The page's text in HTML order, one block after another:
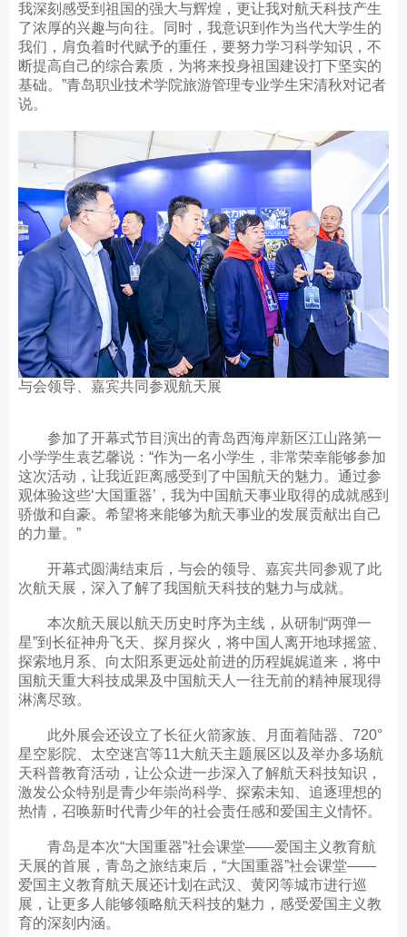
我深刻感受到祖国的强大与辉煌，更让我对航天科技产生
了浓厚的兴趣与向往。同时，我意识到作为当代大学生的
我们，肩负着时代赋予的重任，要努力学习科学知识，不
断提高自己的综合素质，为将来投身祖国建设打下坚实的
基础。”青岛职业技术学院旅游管理专业学生宋清秋对记者
说。
与会领导、嘉宾共同参观航天展
参加了开幕式节目演出的青岛西海岸新区江山路第一
小学学生袁艺馨说：“作为一名小学生，非常荣幸能够参加
这次活动，让我近距离感受到了中国航天的魅力。通过参
观体验这些‘大国重器’，我为中国航天事业取得的成就感到
骄傲和自豪。希望将来能够为航天事业的发展贡献出自己
的力量。”
开幕式圆满结束后，与会的领导、嘉宾共同参观了此
次航天展，深入了解了我国航天科技的魅力与成就。
本次航天展以航天历史时序为主线，从研制“两弹一
星”到长征神舟飞天、探月探火，将中国人离开地球摇篮、
探索地月系、向太阳系更远处前进的历程娓娓道来，将中
国航天重大科技成果及中国航天人一往无前的精神展现得
淋漓尽致。
此外展会还设立了长征火箭家族、月面着陆器、720°
星空影院、太空迷宫等11大航天主题展区以及举办多场航
天科普教育活动，让公众进一步深入了解航天科技知识，
激发公众特别是青少年崇尚科学、探索未知、追逐理想的
热情，召唤新时代青少年的社会责任感和爱国主义情怀。
青岛是本次“大国重器”社会课堂——爱国主义教育航
天展的首展，青岛之旅结束后，“大国重器”社会课堂——
爱国主义教育航天展还计划在武汉、黄冈等城市进行巡
展，让更多人能够领略航天科技的魅力，感受爱国主义教
育的深刻内涵。